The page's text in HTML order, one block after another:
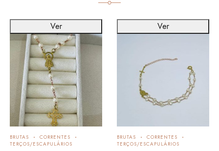
BRUTAS
CORRENTES
TERÇOS/ESCAPULÁRIOS
Ver
BRUTAS
CORRENTES
TERÇOS/ESCAPULÁRIOS
Ver